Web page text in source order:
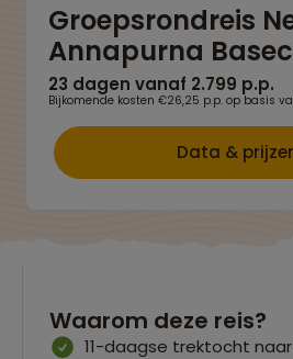
Groepsrondreis
Annapurna
23 dagen vanaf 2.799 p.p.
Bijkomende kosten €26,25 p.p. op basis
Data &
Waarom deze reis?
11-daagse trektocht